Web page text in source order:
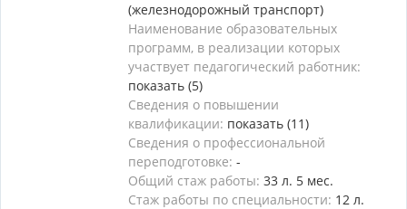
(железнодорожный транспорт)
Наименование образовательных
программ, в реализации которых
участвует педагогический работник:
показать (5)
Сведения о повышении
квалификации: показать (11)
Сведения о профессиональной
переподготовке: -
Общий стаж работы: 33 л. 5 мес.
Стаж работы по специальности: 12 л.